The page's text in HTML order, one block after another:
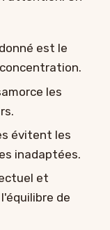
est le
les
évitent les
inadaptées.
et
de